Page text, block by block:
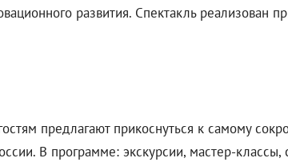
развития. Спектакль реализован
предлагают прикоснуться к самому
В программе: экскурсии, мастер-